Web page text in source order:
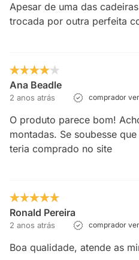
Apesar de uma das
trocada por outra perfeita
Ana Beadle
2 anos atrás comprador
O produto parece bom!
montadas. Se soubesse
teria comprado no site
Ronald Pereira
2 anos atrás comprador
Boa qualidade, atende as